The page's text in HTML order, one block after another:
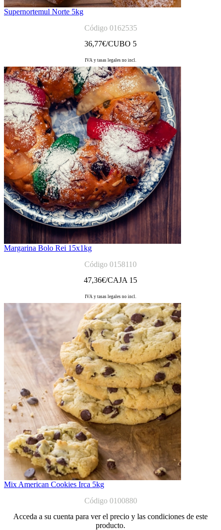
Supernortemul Norte 5kg
Código 0162535
36,77€/CUBO 5
IVA y tasas legales no incl.
Margarina Bolo Rei 15x1kg
Código 0158110
47,36€/CAJA 15
IVA y tasas legales no incl.
Mix American Cookies Irca 5kg
Código 0100880
Acceda a su cuenta para ver el precio y las condiciones de este
producto.